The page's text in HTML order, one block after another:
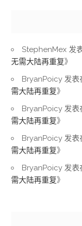
StephenMex 发
无需大陆再重复》
BryanPoicy 发表
需大陆再重复》
BryanPoicy 发表
需大陆再重复》
BryanPoicy 发表
需大陆再重复》
BryanPoicy 发表
需大陆再重复》